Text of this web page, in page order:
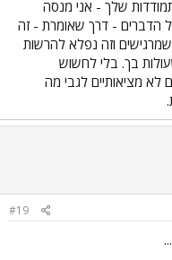
שלך - אני מנסה
הדברים - דרך שאומרת - זה
וזה נפלא להרשות
בך. בלי לחשוש
לא מציאותיים לגבי מה
#19